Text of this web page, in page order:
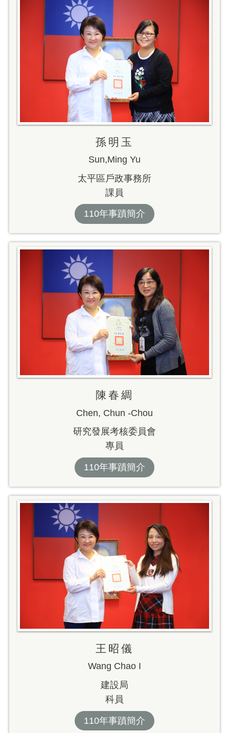
孫明玉
Sun,Ming Yu
太平區戶政事務所
課員
110年事蹟簡介
陳春綢
Chen, Chun -Chou
研究發展考核委員會
專員
110年事蹟簡介
王昭儀
Wang Chao I
建設局
科員
110年事蹟簡介